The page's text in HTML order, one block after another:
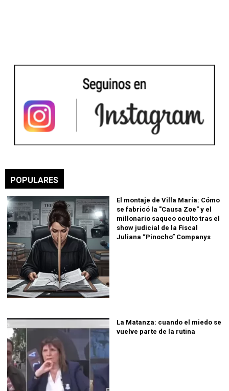
POPULARES
El montaje de Villa María: Cómo
se fabricó la "Causa Zoe" y el
millonario saqueo oculto tras el
show judicial de la Fiscal
Juliana “Pinocho” Companys
La Matanza: cuando el miedo se
vuelve parte de la rutina